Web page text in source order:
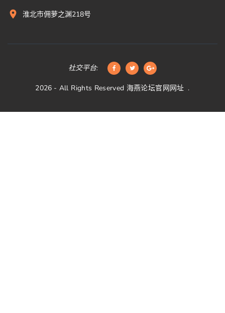
淮北市佣萝之渊218号
社交平台:
2026 - All Rights Reserved 海燕论坛官网网址 .